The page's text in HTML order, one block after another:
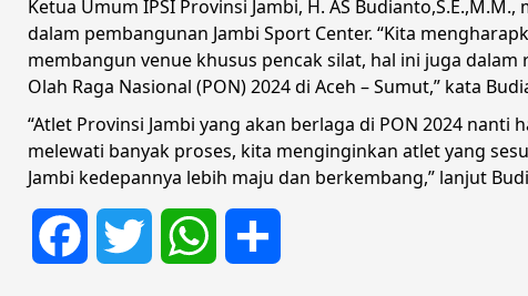
Ketua Umum IPSI Provinsi Jambi, H. AS
dalam pembangunan Jambi Sport Center. “Kita
membangun venue khusus pencak silat, hal ini juga
Olah Raga Nasional (PON) 2024 di Aceh – Sumut,” kata
“Atlet Provinsi Jambi yang akan berlaga di PON 2024
melewati banyak proses, kita menginginkan atlet yang
Jambi kedepannya lebih maju dan berkembang,” lanjut
Facebook Twitter WhatsApp